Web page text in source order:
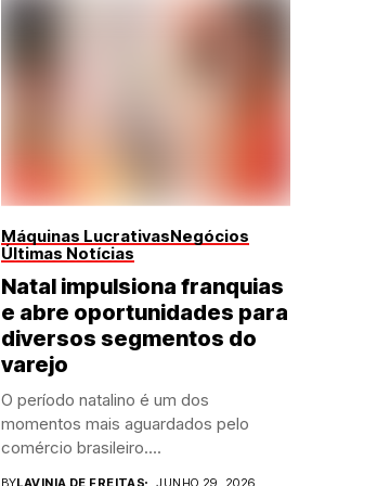
Máquinas LucrativasNegócios
Últimas Notícias
Natal impulsiona franquias
e abre oportunidades para
diversos segmentos do
varejo
O período natalino é um dos
momentos mais aguardados pelo
comércio brasileiro....
BYLAVINIA DE FREITAS JUNHO 29, 2026